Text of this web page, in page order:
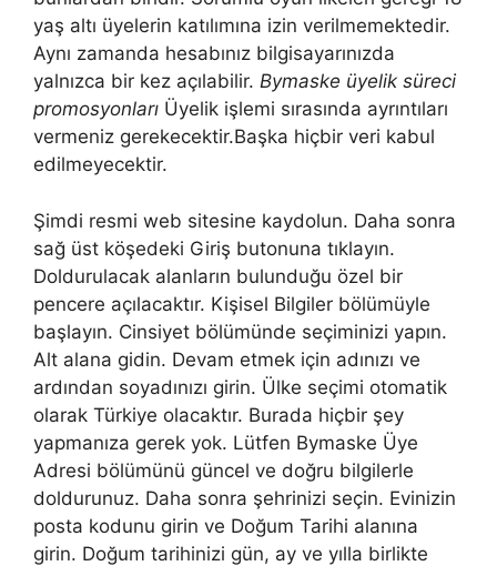
yaş altı üyelerin katılımına izin verilmemektedir.
Aynı zamanda hesabınız bilgisayarınızda
yalnızca bir kez açılabilir. Bymaske üyelik süreci
promosyonları Üyelik işlemi sırasında ayrıntıları
vermeniz gerekecektir.Başka hiçbir veri kabul
edilmeyecektir.
Şimdi resmi web sitesine kaydolun. Daha sonra
sağ üst köşedeki Giriş butonuna tıklayın.
Doldurulacak alanların bulunduğu özel bir
pencere açılacaktır. Kişisel Bilgiler bölümüyle
başlayın. Cinsiyet bölümünde seçiminizi yapın.
Alt alana gidin. Devam etmek için adınızı ve
ardından soyadınızı girin. Ülke seçimi otomatik
olarak Türkiye olacaktır. Burada hiçbir şey
yapmanıza gerek yok. Lütfen Bymaske Üye
Adresi bölümünü güncel ve doğru bilgilerle
doldurunuz. Daha sonra şehrinizi seçin. Evinizin
posta kodunu girin ve Doğum Tarihi alanına
girin. Doğum tarihinizi gün, ay ve yılla birlikte